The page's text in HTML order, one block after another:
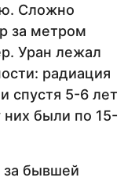
Сложно
за метром
Уран лежал
радиация
спустя 5-6 лет
них были по 15-
за бывшей